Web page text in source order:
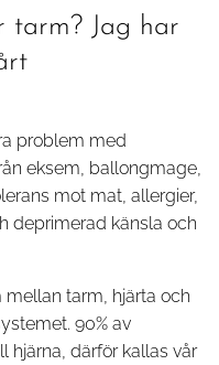
tarm? Jag har
problem med
eksem, ballongmage,
mot mat, allergier,
deprimerad känsla och
tarm, hjärta och
90% av
hjärna, därför kallas vår